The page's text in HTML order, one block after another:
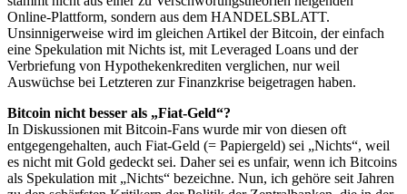
Online-Plattform, sondern aus dem HANDELSBLATT.
Unsinnigerweise wird im gleichen Artikel der Bitcoin, der einfach
eine Spekulation mit Nichts ist, mit Leveraged Loans und der
Verbriefung von Hypothekenkrediten verglichen, nur weil
Auswüchse bei Letzteren zur Finanzkrise beigetragen haben.
Bitcoin nicht besser als „Fiat-Geld“?
In Diskussionen mit Bitcoin-Fans wurde mir von diesen oft
entgegengehalten, auch Fiat-Geld (= Papiergeld) sei „Nichts“, weil
es nicht mit Gold gedeckt sei. Daher sei es unfair, wenn ich Bitcoins
als Spekulation mit „Nichts“ bezeichne. Nun, ich gehöre seit Jahren